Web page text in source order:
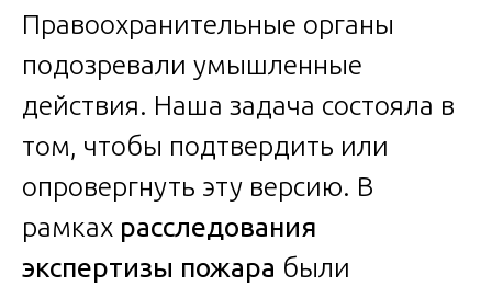
Правоохранительные органы
подозревали умышленные
действия. Наша задача состояла в
том, чтобы подтвердить или
опровергнуть эту версию. В
рамках расследования
экспертизы пожара были